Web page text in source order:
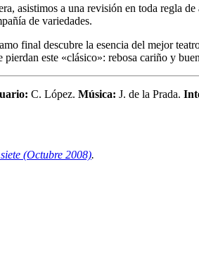
asistimos a una revisión en toda regla
de variedades.
final descubre la esencia del mejor
este «clásico»: rebosa cariño y
C. López. Música: J. de la Prada.
(Octubre 2008).